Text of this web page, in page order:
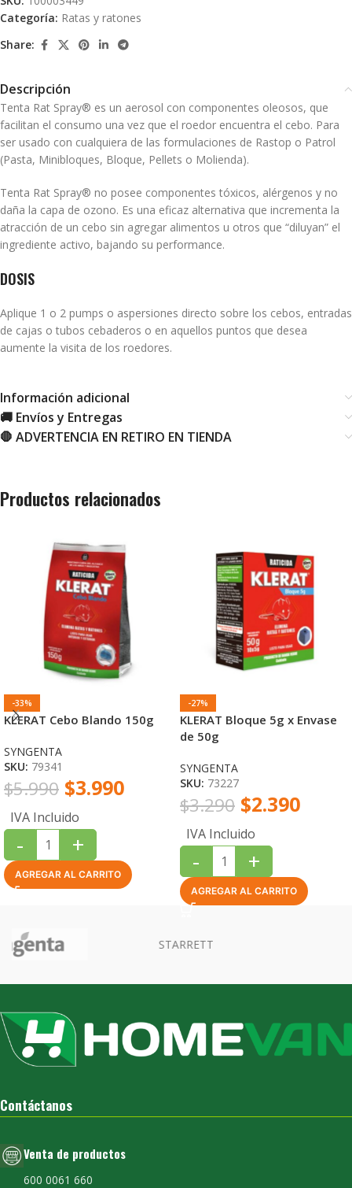
Categoría: Ratas y ratones
Share:
Descripción
Tenta Rat Spray® es un aerosol con componentes oleosos, que
facilitan el consumo una vez que el roedor encuentra el cebo. Para
ser usado con cualquiera de las formulaciones de Rastop o Patrol
(Pasta, Minibloques, Bloque, Pellets o Molienda).
Tenta Rat Spray® no posee componentes tóxicos, alérgenos y no
daña la capa de ozono. Es una eficaz alternativa que incrementa la
atracción de un cebo sin agregar alimentos u otros que “diluyan” el
ingrediente activo, bajando su performance.
DOSIS
Aplique 1 o 2 pumps o aspersiones directo sobre los cebos, entradas
de cajas o tubos cebaderos o en aquellos puntos que desea
aumente la visita de los roedores.
Información adicional
🚚 Envíos y Entregas
🛑 ADVERTENCIA EN RETIRO EN TIENDA
Productos relacionados
-33%
KLERAT Cebo Blando 150g
SYNGENTA
SKU: 79341
$5.990 $3.990
IVA Incluido
- +
AGREGAR AL CARRITO
-27%
KLERAT Bloque 5g x Envase
de 50g
SYNGENTA
SKU: 73227
$3.290 $2.390
IVA Incluido
- +
AGREGAR AL CARRITO
Contáctanos
Venta de productos
600 0061 660